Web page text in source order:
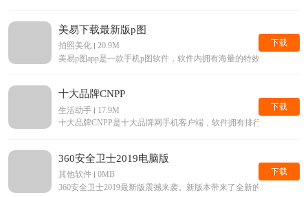
美易下载最新版p图
拍照美化
20.9M
美易p图app是一款手机p图软件，软件内拥有海量的特效滤镜等美
下载
十大品牌CNPP
生活助手
17.9M
十大品牌CNPP是十大品牌网手机客户端，软件拥有排行榜查询，
下载
360安全卫士2019电脑版
其他软件
0MB
360安全卫士2019最新版震撼来袭。新版本带来了全新的界面，和
下载